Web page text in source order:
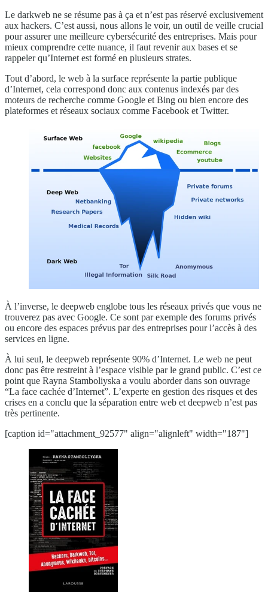
Le darkweb ne se résume pas à ça et n’est pas réservé exclusivement
aux hackers. C’est aussi, nous allons le voir, un outil de veille crucial
pour assurer une meilleure cybersécurité des entreprises. Mais pour
mieux comprendre cette nuance, il faut revenir aux bases et se
rappeler qu’Internet est formé en plusieurs strates.
Tout d’abord, le web à la surface représente la partie publique
d’Internet, cela correspond donc aux contenus indexés par des
moteurs de recherche comme Google et Bing ou bien encore des
plateformes et réseaux sociaux comme Facebook et Twitter.
À l’inverse, le deepweb englobe tous les réseaux privés que vous ne
trouverez pas avec Google. Ce sont par exemple des forums privés
ou encore des espaces prévus par des entreprises pour l’accès à des
services en ligne.
À lui seul, le deepweb représente 90% d’Internet. Le web ne peut
donc pas être restreint à l’espace visible par le grand public. C’est ce
point que Rayna Stamboliyska a voulu aborder dans son ouvrage
“La face cachée d’Internet”. L’experte en gestion des risques et des
crises en a conclu que la séparation entre web et deepweb n’est pas
très pertinente.
[caption id="attachment_92577" align="alignleft" width="187"]